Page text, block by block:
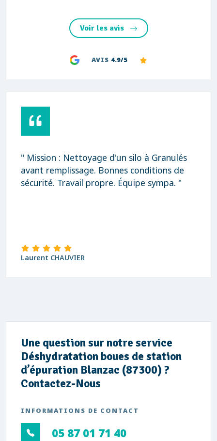
Voir les avis
AVIS 4.9/5
" Mission : Nettoyage d'un silo à Granulés
avant remplissage. Bonnes conditions de
sécurité. Travail propre. Équipe sympa. "
Laurent CHAUVIER
Une question sur notre service
Déshydratation boues de station
d’épuration Blanzac (87300) ?
Contactez-Nous
INFORMATIONS DE CONTACT
05 87 01 71 40